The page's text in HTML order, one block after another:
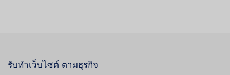
รับทำเว็บไซต์ ตามธุรกิจ